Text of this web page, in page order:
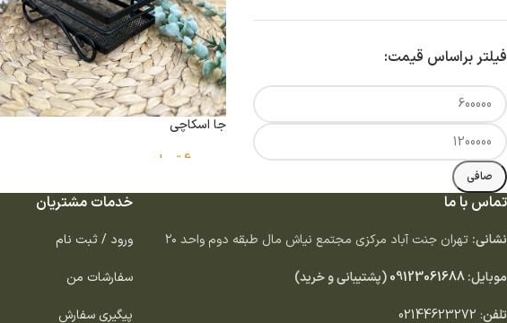
فیلتر براساس قیمت:
صافی
جا اسکاچی
600,000تومان
تماس با ما
نشانی: تهران جنت آباد مركزى مجتمع نياش مال طبقه دوم واحد ٢٠
موبایل:09123061688(پشتیبانی و خرید)
تلفن:
02144623272
خدمات مشتریان
ورود / ثبت نام
سفارشات من
پیگیری سفارش